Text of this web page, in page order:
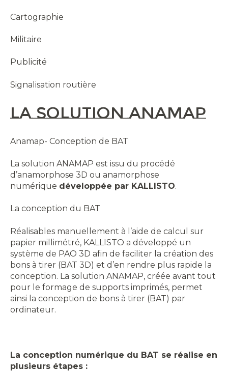
Cartographie
Militaire
Publicité
Signalisation routière
La solution Anamap
Anamap- Conception de BAT
La solution ANAMAP est issu du procédé
d’anamorphose 3D ou anamorphose
numérique développée par KALLISTO.
La conception du BAT
Réalisables manuellement à l’aide de calcul sur
papier millimétré, KALLISTO a développé un
système de PAO 3D afin de faciliter la création des
bons à tirer (BAT 3D) et d’en rendre plus rapide la
conception. La solution ANAMAP, créée avant tout
pour le formage de supports imprimés, permet
ainsi la conception de bons à tirer (BAT) par
ordinateur.
La conception numérique du BAT se réalise en
plusieurs étapes :